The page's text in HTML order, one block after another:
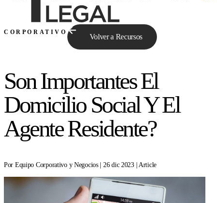
Preguntale a Qe...
CORPORATIVO
Volver a Recursos
Son Importantes El
Domicilio Social Y El
Agente Residente?
Por Equipo Corporativo y Negocios | 26 dic 2023 | Article